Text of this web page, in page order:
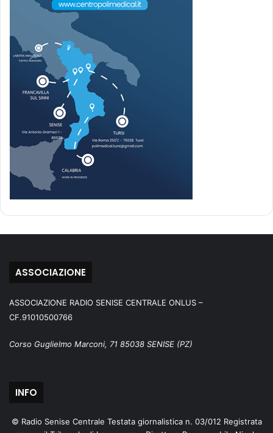
ASSOCIAZIONE
ASSOCIAZIONE RADIO SENISE CENTRALE ONLUS –
CF.91010500766
Corso Guglielmo Marconi, 71 85038 SENISE (PZ)
INFO
© Radio Senise Centrale Testata giornalistica n. 03/012 Registrata